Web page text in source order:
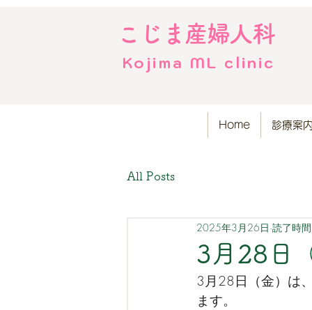
こじま産婦人科
Kojima ML clinic
Home 診療案
All Posts
3月28日
2025年3月26日 読了時
3月28日（金）は
ます。